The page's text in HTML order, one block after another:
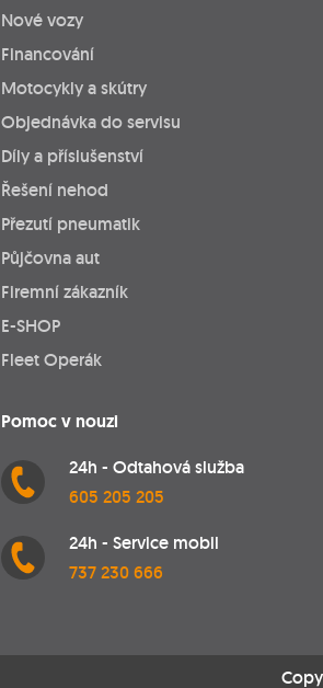
Nové vozy
Financování
Motocykly a skútry
Objednávka do servisu
Díly a příslušenství
Řešení nehod
Přezutí pneumatik
Půjčovna aut
Firemní zákazník
E-SHOP
Fleet Operák
Pomoc v nouzi
24h - Odtahová služba
605 205 205
24h - Service mobil
737 230 666